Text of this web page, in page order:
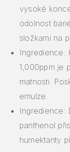
vysoké
odolnost
složkami na
Ingredience:
1,000ppm je
matnosti.
emulze.
Ingredience:
panthenol
humektanty